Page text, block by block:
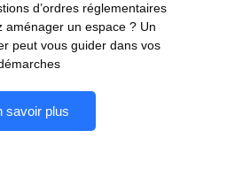
d’ordres réglementaires
aménager un espace ? Un
peut vous guider dans vos
savoir plus